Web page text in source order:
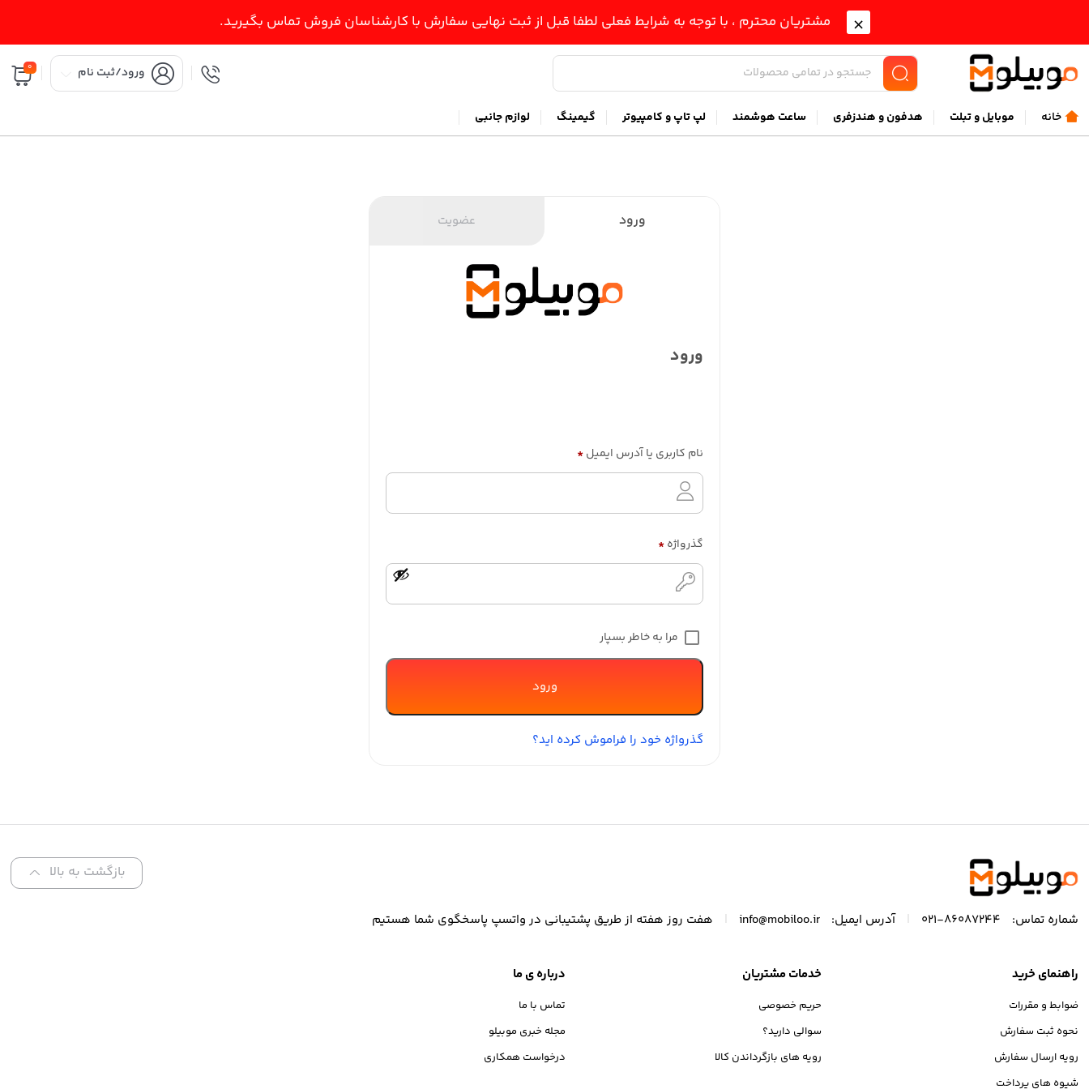
مشتریان محترم ، با توجه به شرایط فعلی لطفا قبل از ثبت نهایی سفارش با کارشناسان فروش تماس بگیرید.
ورود/ثبت نام 0
خانه موبايل و تبلت هدفون و هندزفری ساعت هوشمند لپ تاپ و کامپیوتر گیمینگ لوازم جانبی
ورود عضویت
ورود
نام کاربری یا آدرس ایمیل*
گذرواژه*
مرا به خاطر بسپار
ورود
گذرواژه خود را فراموش کرده اید؟
بازگشت به بالا
شماره تماس: 86087244-021 آدرس ایمیل: info@mobiloo.ir هفت روز هفته از طریق پشتیبانی در واتسپ پاسخگوی شما هستیم
راهنمای خرید
ضوابط و مقررات
نحوه ثبت سفارش
رویه ارسال سفارش
شیوه های پرداخت
خدمات مشتریان
حریم خصوصی
سوالی دارید؟
رویه های بازگرداندن کالا
درباره ی ما
تماس با ما
مجله خبری موبیلو
درخواست همکاری